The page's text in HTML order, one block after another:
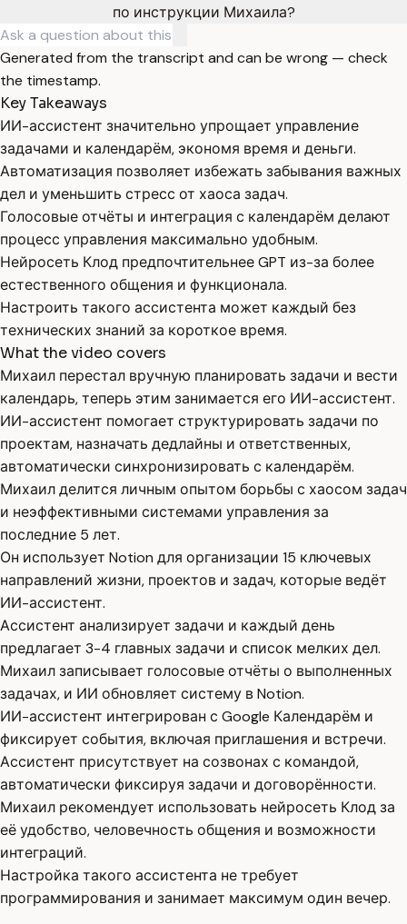
по инструкции Михаила?
Generated from the transcript and can be wrong — check
the timestamp.
Key Takeaways
ИИ-ассистент значительно упрощает управление
задачами и календарём, экономя время и деньги.
Автоматизация позволяет избежать забывания важных
дел и уменьшить стресс от хаоса задач.
Голосовые отчёты и интеграция с календарём делают
процесс управления максимально удобным.
Нейросеть Клод предпочтительнее GPT из-за более
естественного общения и функционала.
Настроить такого ассистента может каждый без
технических знаний за короткое время.
What the video covers
Михаил перестал вручную планировать задачи и вести
календарь, теперь этим занимается его ИИ-ассистент.
ИИ-ассистент помогает структурировать задачи по
проектам, назначать дедлайны и ответственных,
автоматически синхронизировать с календарём.
Михаил делится личным опытом борьбы с хаосом задач
и неэффективными системами управления за
последние 5 лет.
Он использует Notion для организации 15 ключевых
направлений жизни, проектов и задач, которые ведёт
ИИ-ассистент.
Ассистент анализирует задачи и каждый день
предлагает 3-4 главных задачи и список мелких дел.
Михаил записывает голосовые отчёты о выполненных
задачах, и ИИ обновляет систему в Notion.
ИИ-ассистент интегрирован с Google Календарём и
фиксирует события, включая приглашения и встречи.
Ассистент присутствует на созвонах с командой,
автоматически фиксируя задачи и договорённости.
Михаил рекомендует использовать нейросеть Клод за
её удобство, человечность общения и возможности
интеграций.
Настройка такого ассистента не требует
программирования и занимает максимум один вечер.